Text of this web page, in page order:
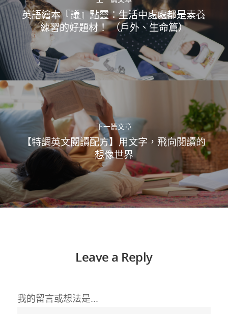
英語繪本『議』點靈：生活中處處都是素養
練習的好題材！ （戶外、生命篇）
下一篇文章
【特調英文閱讀配方】用文字，飛向閱讀的
想像世界
Leave a Reply
我的留言或想法是...